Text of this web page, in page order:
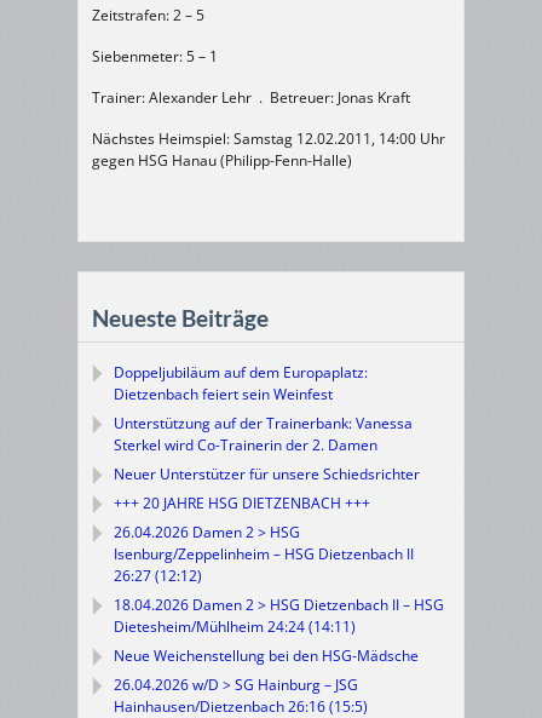
Zeitstrafen: 2 – 5
Siebenmeter: 5 – 1
Trainer: Alexander Lehr . Betreuer: Jonas Kraft
Nächstes Heimspiel: Samstag 12.02.2011, 14:00 Uhr
gegen HSG Hanau (Philipp-Fenn-Halle)
Neueste Beiträge
Doppeljubiläum auf dem Europaplatz:
Dietzenbach feiert sein Weinfest
Unterstützung auf der Trainerbank: Vanessa
Sterkel wird Co-Trainerin der 2. Damen
Neuer Unterstützer für unsere Schiedsrichter
+++ 20 JAHRE HSG DIETZENBACH +++
26.04.2026 Damen 2 > HSG
Isenburg/Zeppelinheim – HSG Dietzenbach II
26:27 (12:12)
18.04.2026 Damen 2 > HSG Dietzenbach II – HSG
Dietesheim/Mühlheim 24:24 (14:11)
Neue Weichenstellung bei den HSG-Mädsche
26.04.2026 w/D > SG Hainburg – JSG
Hainhausen/Dietzenbach 26:16 (15:5)